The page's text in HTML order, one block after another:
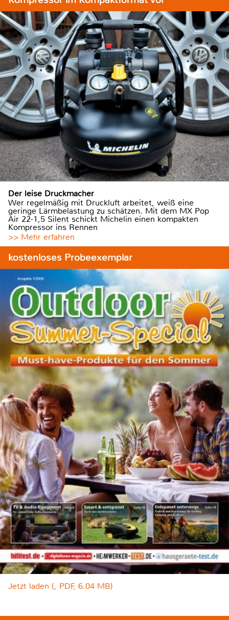
Der leise Druckmacher
Wer regelmäßig mit Druckluft arbeitet, weiß eine
geringe Lärmbelastung zu schätzen. Mit dem MX Pop
Air 22-1,5 Silent schickt Michelin einen kompakten
Kompressor ins Rennen
>> Mehr erfahren
kostenloses Probeexemplar
Jetzt laden (, PDF, 6.04 MB)